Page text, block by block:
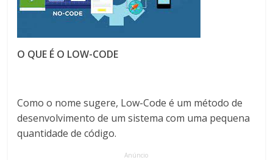
O QUE É O LOW-CODE
Como o nome sugere, Low-Code é um método de
desenvolvimento de um sistema com uma pequena
quantidade de código.
Anúncio